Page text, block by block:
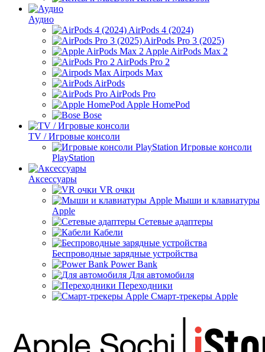
Аудио
AirPods 4 (2024)
AirPods Pro 3 (2025)
Apple AirPods Max 2
AirPods Pro 2
Airpods Max
AirPods
AirPods Pro
Apple HomePod
Bose
TV / Игровые консоли
Игровые консоли
PlayStation
Аксессуары
VR очки
Мыши и клавиатуры
Apple
Сетевые адаптеры
Кабели
Беспроводные зарядные устройства
Power Bank
Для автомобиля
Переходники
Смарт-трекеры Apple